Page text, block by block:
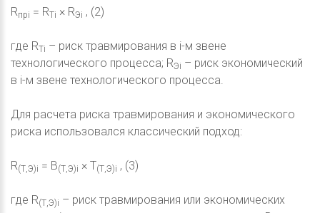
Rпрi = RТi × RЭi , (2)
где RТi – риск травмирования в i-м звене
технологического процесса; RЭi – риск экономический
в i-м звене технологического процесса.
Для расчета риска травмирования и экономического
риска использовался классический подход:
R(Т,Э)i = В(Т,Э)i × Т(Т,Э)i , (3)
где R(Т,Э)i – риск травмирования или экономических